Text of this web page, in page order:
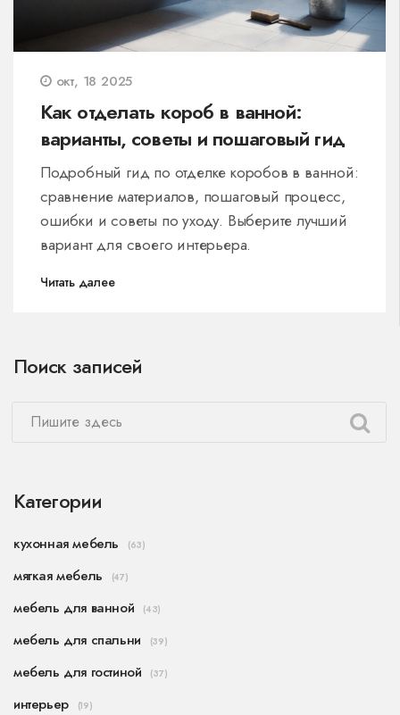
окт, 18 2025
Как отделать короб в ванной:
варианты, советы и пошаговый гид
Подробный гид по отделке коробов в ванной:
сравнение материалов, пошаговый процесс,
ошибки и советы по уходу. Выберите лучший
вариант для своего интерьера.
Читать далее
Поиск записей
Категории
кухонная мебель (63)
мягкая мебель (47)
мебель для ванной (43)
мебель для спальни (39)
мебель для гостиной (37)
интерьер (19)